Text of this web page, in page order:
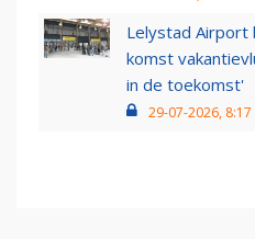
Lelystad Airport
komst
in de toekomst'
29-07-2026, 8:17